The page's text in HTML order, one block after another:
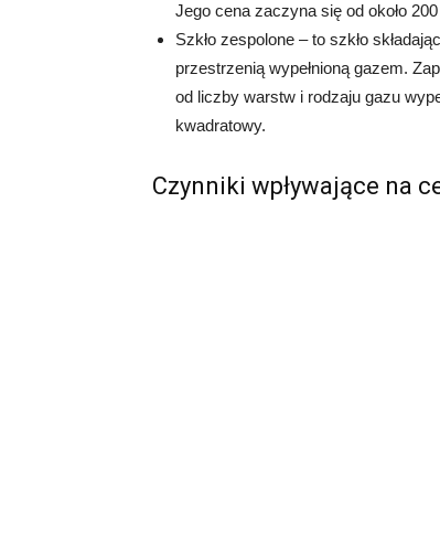
Jego cena zaczyna się od około
Szkło zespolone – to szkło
przestrzenią wypełnioną gazem.
od liczby warstw i rodzaju gazu
kwadratowy.
Czynniki wpływające na